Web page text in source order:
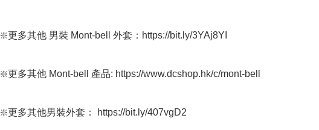
❇️更多其他 男裝 Mont-bell 外套：https://bit.ly/3YAj8YI
❇️更多其他 Mont-bell 產品: https://www.dcshop.hk/c/mont-bell
❇️更多其他男裝外套： https://bit.ly/407vgD2